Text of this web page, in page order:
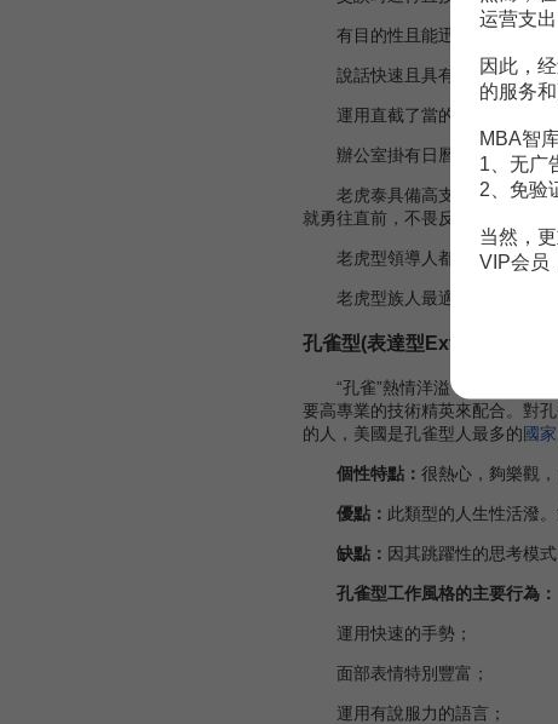
有目的性且能迅速行動；
說話快速且具有說服力；
運用直截了當的實際性語言；
辦公室掛有日曆、 計劃 要點。
老虎泰具備高支配型特質，
就勇往直前，不畏反抗與攻訐，誓
老虎型領導人都傾向以權威作
老虎型族人最適合開創性與改
孔雀型(表達型Extroversion)
“孔雀”熱情洋溢，好交朋友，
要高專業的技術精英來配合。對
的人，美國是孔雀型人最多的國家
個性特點： 很熱心，夠樂觀
優點： 此類型的人生性活潑
缺點： 因其跳躍性的思考模
孔雀型工作風格的主要行為：
運用快速的手勢；
面部表情特別豐富；
運用有說服力的語言；
运营支
因此，
的服务
MBA智
1、无广
2、免验
当然，
VIP会员